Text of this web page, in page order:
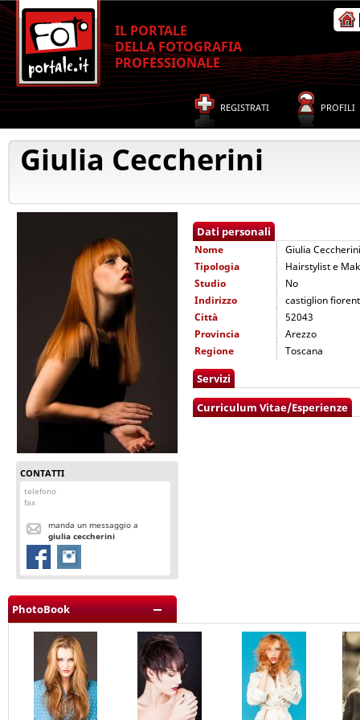
IL PORTALE
DELLA FOTOGRAFIA
PROFESSIONALE
REGISTRATI PROFILI
Giulia Ceccherini
CONTATTI
telefono
fax
manda un messaggio a
giulia ceccherini
Dati personali
Nome
Giulia Ceccherini
Tipologia
Hairstylist e
Studio
No
Indirizzo
castiglion
Città
52043
Provincia
Arezzo
Regione
Toscana
Servizi
Curriculum Vitae/Esperienze
PhotoBook